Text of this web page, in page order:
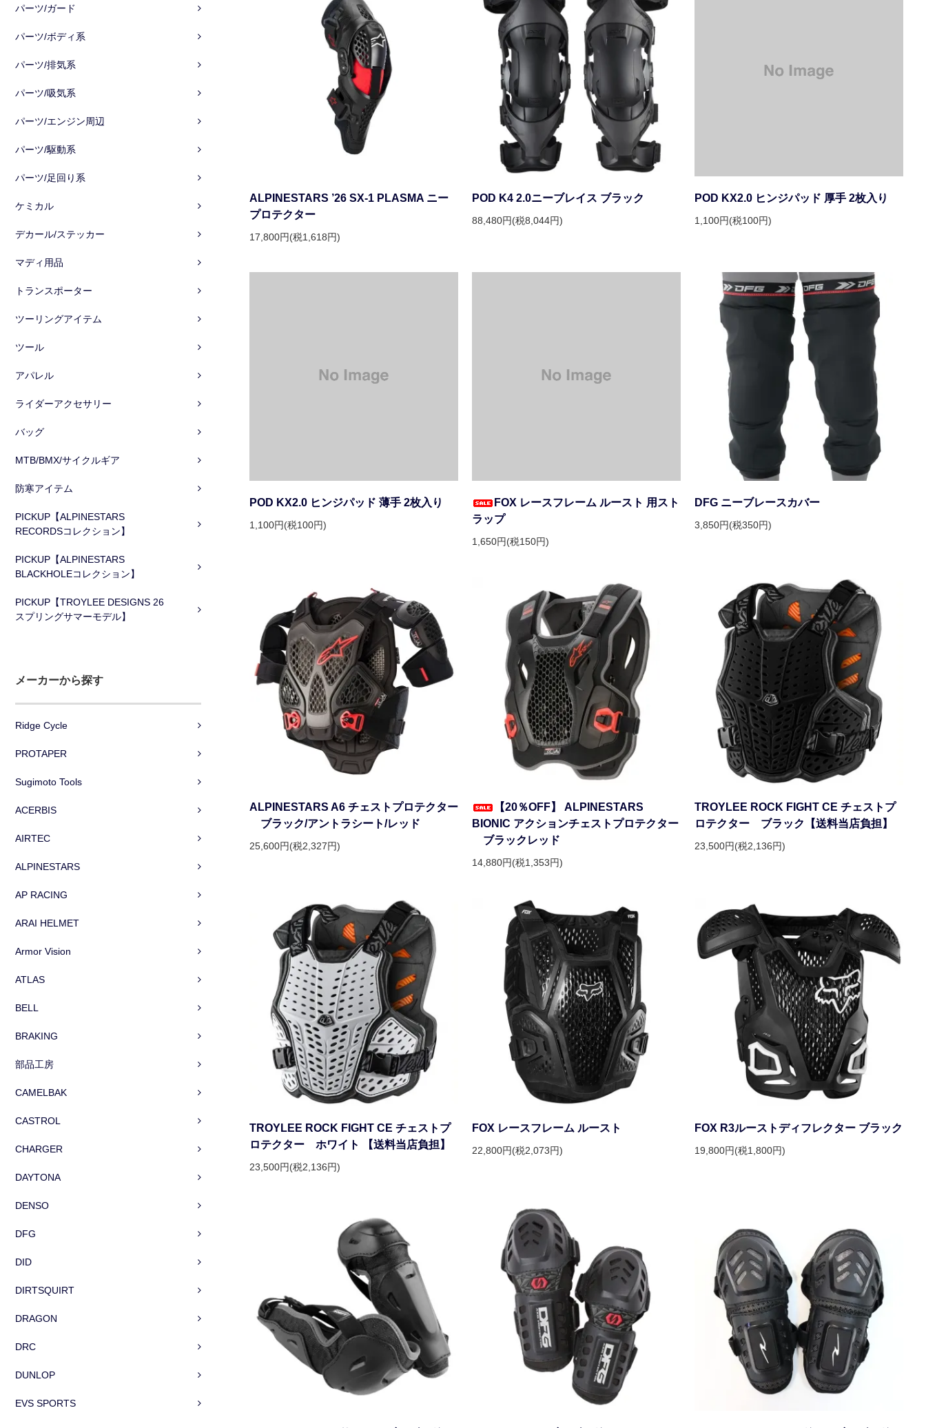
パーツ/ガード
パーツ/ボディ系
パーツ/排気系
パーツ/吸気系
パーツ/エンジン周辺
パーツ/駆動系
パーツ/足回り系
ケミカル
デカール/ステッカー
マディ用品
トランスポーター
ツーリングアイテム
ツール
アパレル
ライダーアクセサリー
バッグ
MTB/BMX/サイクルギア
防寒アイテム
PICKUP【ALPINESTARS
RECORDSコレクション】
PICKUP【ALPINESTARS
BLACKHOLEコレクション】
PICKUP【TROYLEE DESIGNS 26
スプリングサマーモデル】
メーカーから探す
Ridge Cycle
PROTAPER
Sugimoto Tools
ACERBIS
AIRTEC
ALPINESTARS
AP RACING
ARAI HELMET
Armor Vision
ATLAS
BELL
BRAKING
部品工房
CAMELBAK
CASTROL
CHARGER
DAYTONA
DENSO
DFG
DID
DIRTSQUIRT
DRAGON
DRC
DUNLOP
EVS SPORTS
ALPINESTARS ’26 SX-1 PLASMA ニー
プロテクター
17,800円(税1,618円)
POD K4 2.0ニーブレイス ブラック
88,480円(税8,044円)
POD KX2.0 ヒンジパッド 厚手 2枚入り
1,100円(税100円)
POD KX2.0 ヒンジパッド 薄手 2枚入り
1,100円(税100円)
FOX レースフレーム ルースト 用スト
ラップ
1,650円(税150円)
DFG ニーブレースカバー
3,850円(税350円)
ALPINESTARS A6 チェストプロテクター
ブラック/アントラシート/レッド
25,600円(税2,327円)
【20％OFF】 ALPINESTARS
BIONIC アクションチェストプロテクター
ブラックレッド
14,880円(税1,353円)
TROYLEE ROCK FIGHT CE チェストプ
ロテクター ブラック【送料当店負担】
23,500円(税2,136円)
TROYLEE ROCK FIGHT CE チェストプ
ロテクター ホワイト 【送料当店負担】
23,500円(税2,136円)
FOX レースフレーム ルースト
22,800円(税2,073円)
FOX R3ルーストディフレクター ブラック
19,800円(税1,800円)